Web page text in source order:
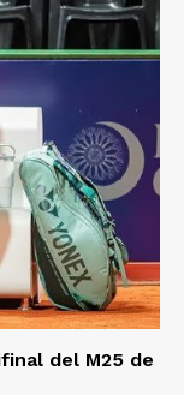
del M25 de